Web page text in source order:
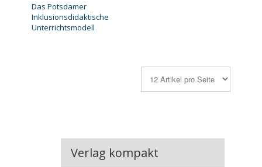
Das Potsdamer
Inklusionsdidaktische
Unterrichtsmodell
Verlag kompakt